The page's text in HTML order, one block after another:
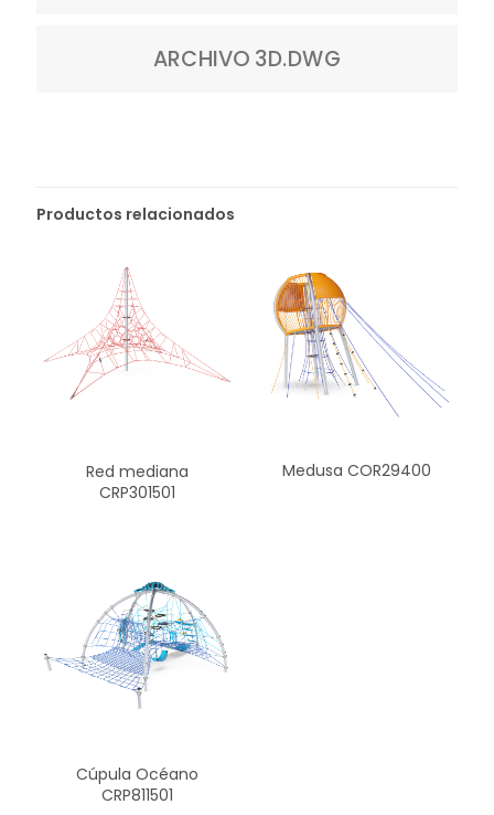
ARCHIVO 3D.DWG
Productos relacionados
Red mediana
CRP301501
Medusa COR29400
Cúpula Océano
CRP811501